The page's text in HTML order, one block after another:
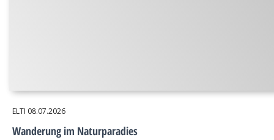
ELTI 08.07.2026
Wanderung im Naturparadies